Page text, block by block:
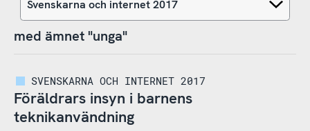
med ämnet "unga"
SVENSKARNA OCH INTERNET 2017
Föräldrars insyn i barnens
teknikanvändning